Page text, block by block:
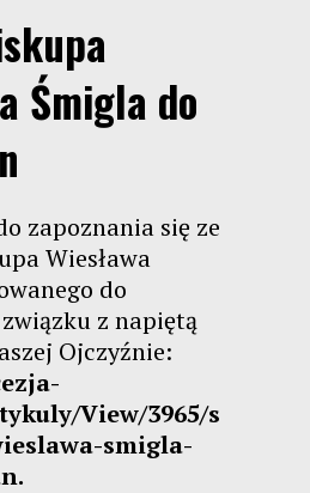
Śmigla do
zapoznania się ze
Wiesława
do
z napiętą
Ojczyźnie:
View/3965/s
smigla-